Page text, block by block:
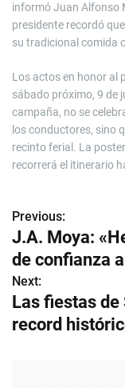
informó Juan Alfonso
presidente recordó
su tradicional comida
Los actos en honor al
sábado próximo, 9 de
campaña, no se
los conductores, sino
recinto ferial. La
recorrerá el itinerario
N
a
v
e
Previous:
J.A. Moya:
de confianza
Next:
Las fiestas de
record